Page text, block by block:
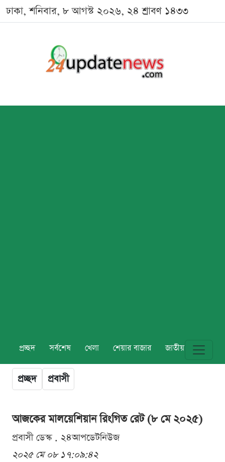
ঢাকা, শনিবার, ৮ আগস্ট ২০২৬, ২৪ শ্রাবণ ১৪৩৩
প্রচ্ছদ সর্বশেষ খেলা শেয়ার বাজার জাতীয় বিশ্ব
প্রচ্ছদ প্রবাসী
আজকের মালয়েশিয়ান রিংগিত রেট (৮ মে ২০২৫)
প্রবাসী ডেস্ক . ২৪আপডেটনিউজ
২০২৫ মে ০৮ ১৭:০৯:৪২